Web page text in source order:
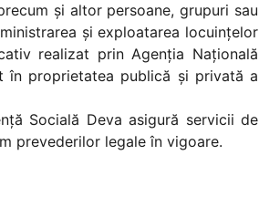
şi altor persoane, grupuri sau
și exploatarea locuințelor
realizat prin Agenția Națională
proprietatea publică și privată a
Socială Deva asigură servicii de
prevederilor legale în vigoare.